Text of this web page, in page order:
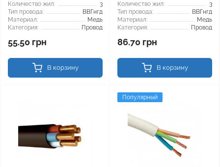
Количество жил:
3
Тип провода:
ВВГнгд
Материал:
Медь
Категория:
Провод
55.50 грн
В корзину
Количество жил:
3
Тип провода:
ВВГнгд
Материал:
Медь
Категория:
Провод
86.70 грн
В корзину
Популярный